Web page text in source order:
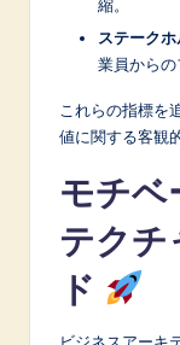
縮。
ステーク
業員からの
これらの指標を
値に関する客観
モチベ
テクチ
ド
ビジネスアーキ